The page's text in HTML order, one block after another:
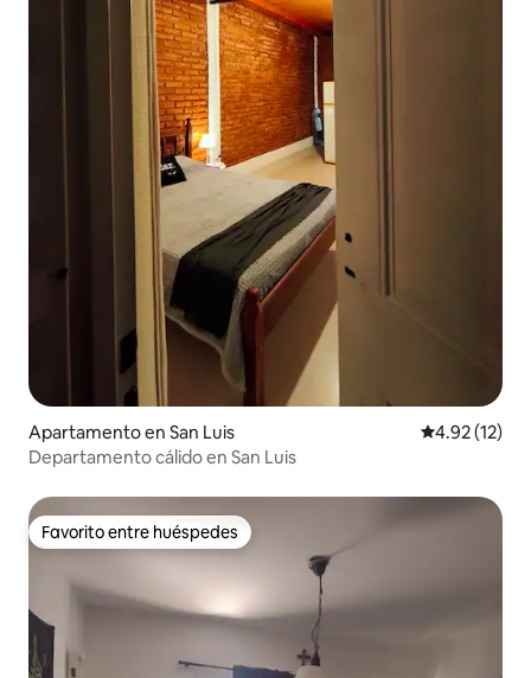
Apartamento en San Luis Calificación
4.92 (12)
Departamento cálido en San Luis
Favorito entre huéspedes
Favorito entre huéspedes